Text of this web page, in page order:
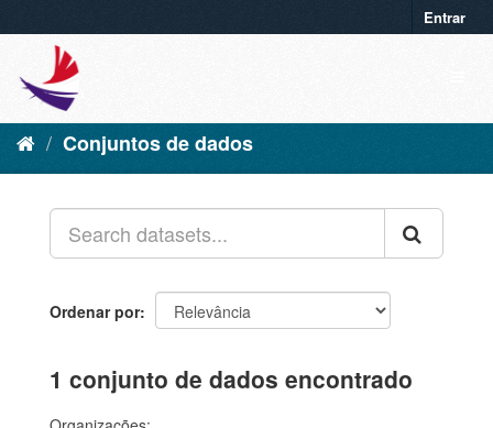
Entrar
Conjuntos de dados
Ordenar por
1 conjunto de dados encontrado